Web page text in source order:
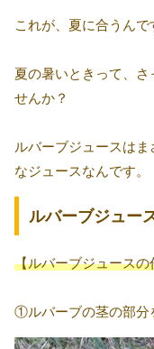
これが、夏に合うんで
夏の暑いときって、
せんか？
ルバーブジュースは
なジュースなんです。
ルバーブジュー
【ルバーブジュースの
①ルバーブの茎の部分